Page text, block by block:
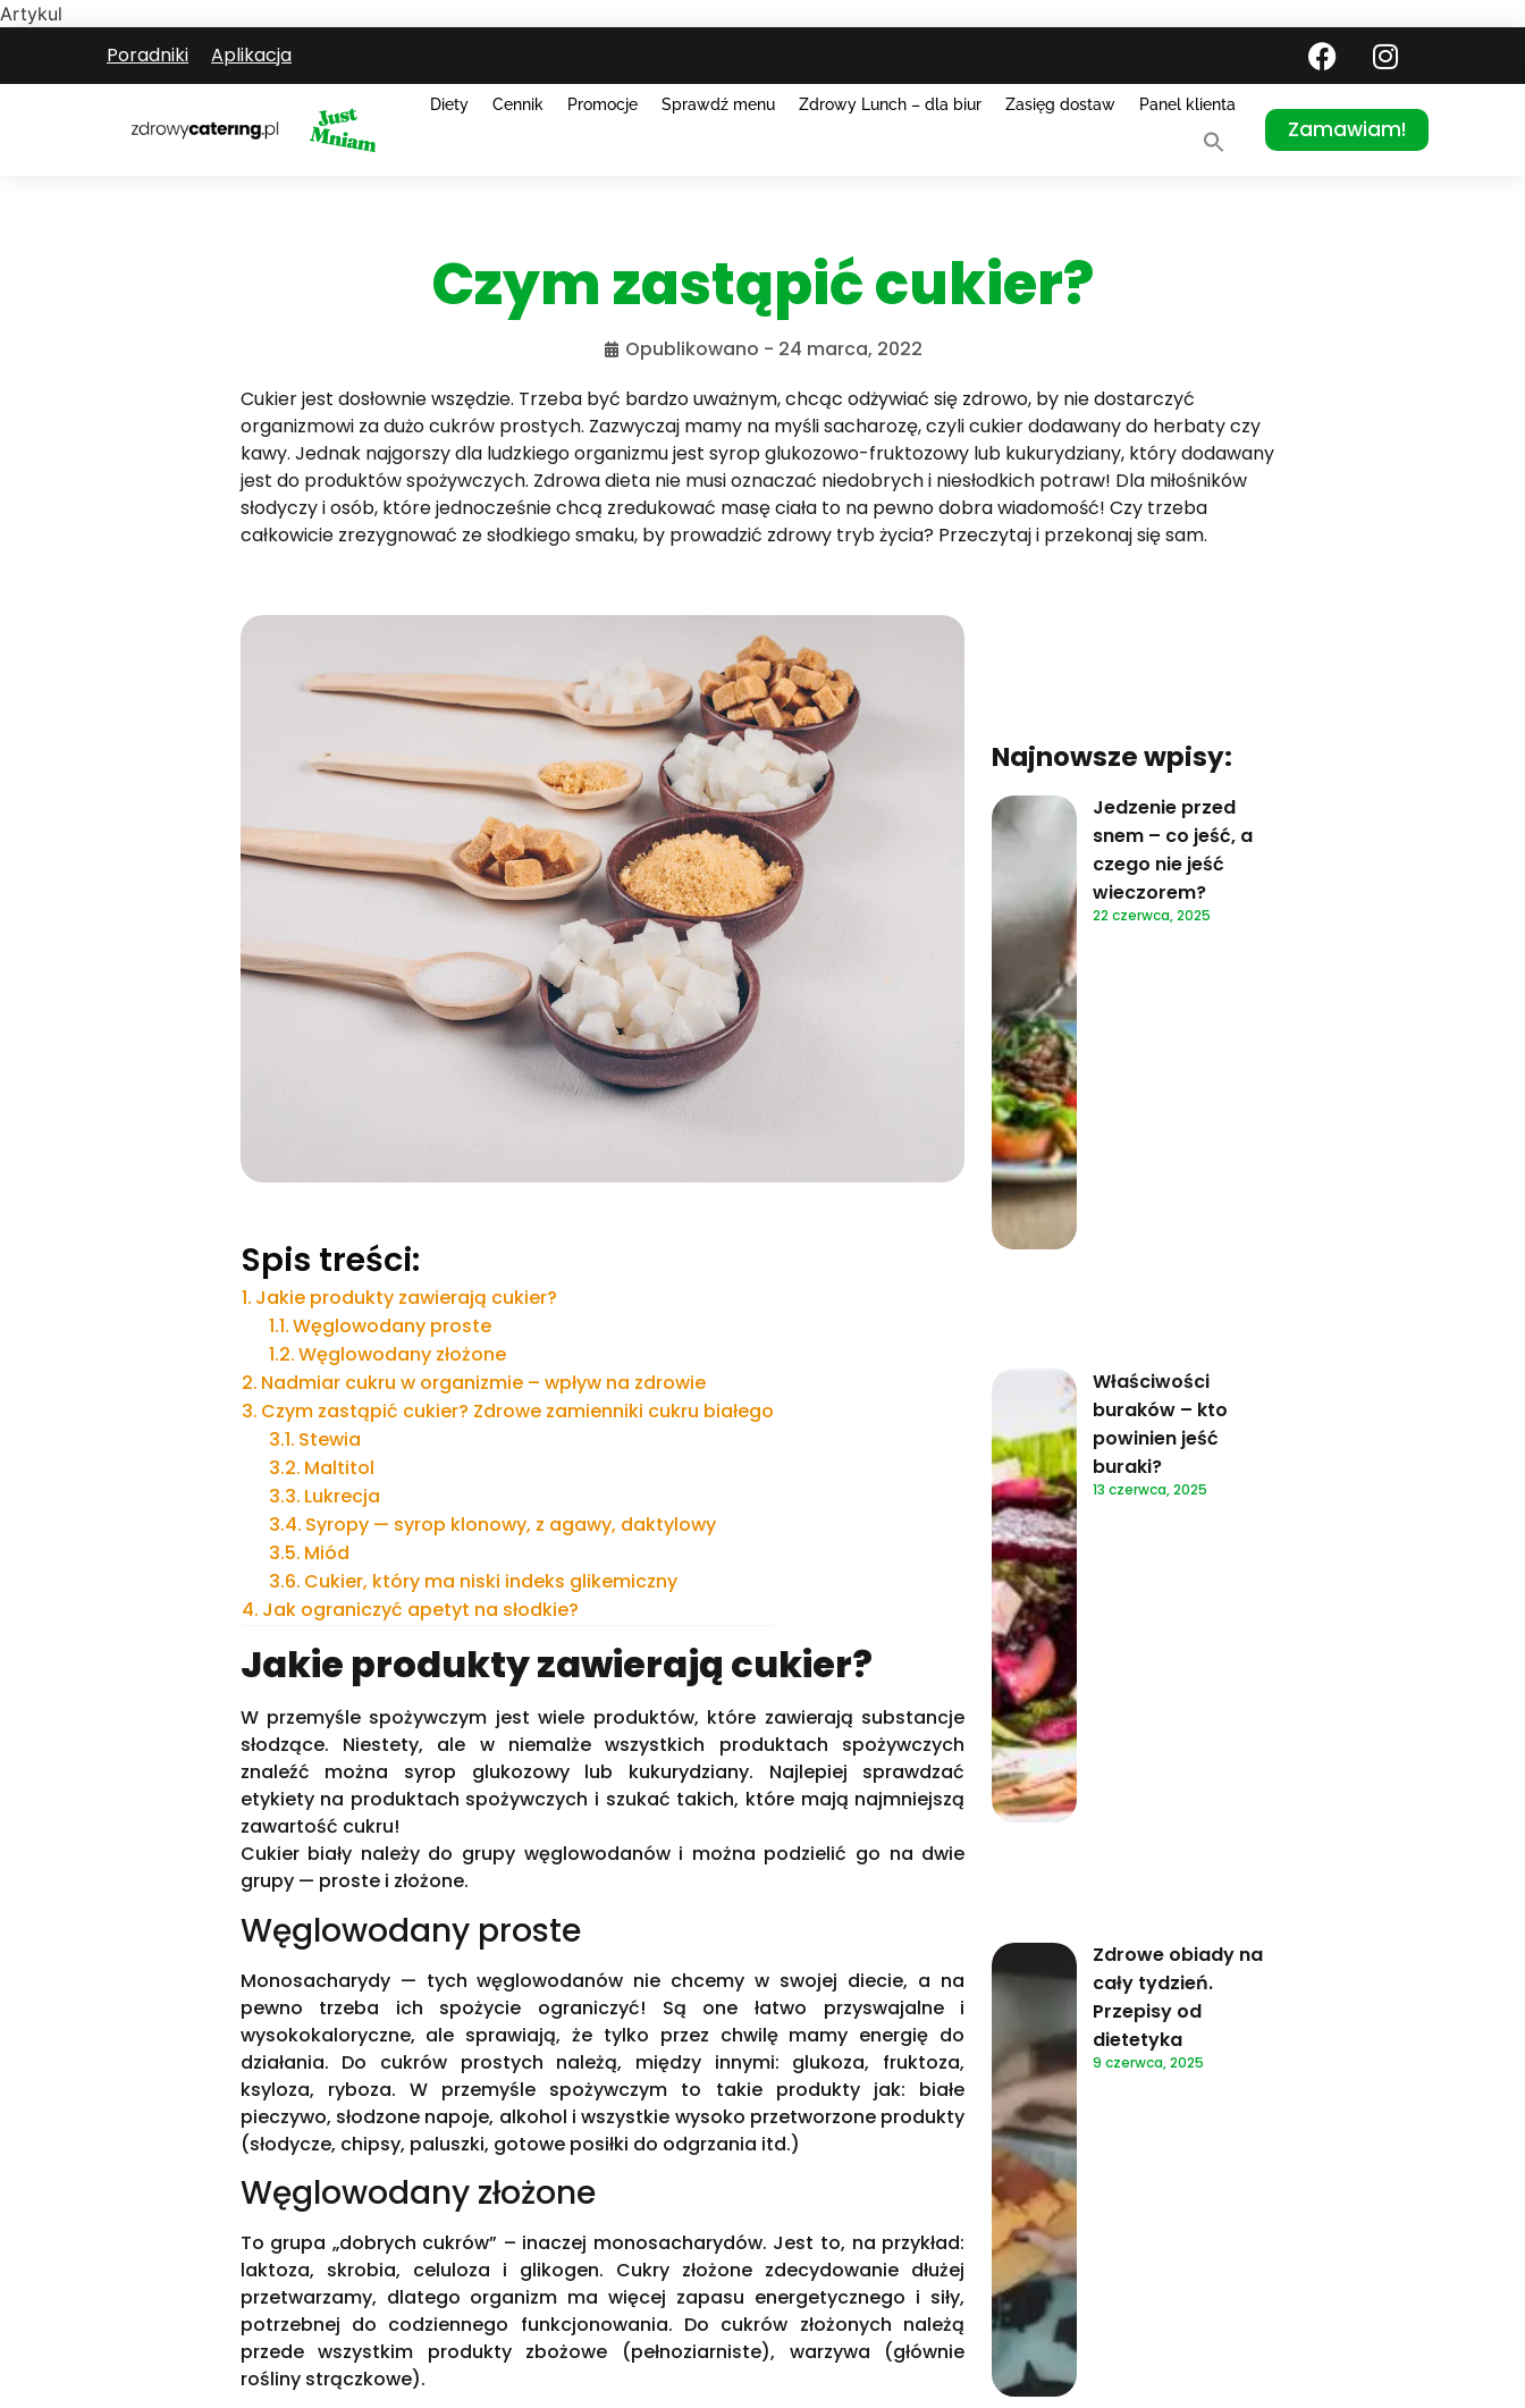
Artykul
Poradniki Aplikacja
Diety Cennik Promocje Sprawdź menu Zdrowy Lunch – dla biur Zasięg dostaw Panel klienta
Zamawiam!
Czym zastąpić cukier?
Opublikowano - 24 marca, 2022
Cukier jest dosłownie wszędzie. Trzeba być bardzo uważnym, chcąc odżywiać się zdrowo, by nie dostarczyć
organizmowi za dużo cukrów prostych. Zazwyczaj mamy na myśli sacharozę, czyli cukier dodawany do herbaty czy
kawy. Jednak najgorszy dla ludzkiego organizmu jest syrop glukozowo-fruktozowy lub kukurydziany, który dodawany
jest do produktów spożywczych. Zdrowa dieta nie musi oznaczać niedobrych i niesłodkich potraw! Dla miłośników
słodyczy i osób, które jednocześnie chcą zredukować masę ciała to na pewno dobra wiadomość! Czy trzeba
całkowicie zrezygnować ze słodkiego smaku, by prowadzić zdrowy tryb życia? Przeczytaj i przekonaj się sam.
Spis treści:
Jakie produkty zawierają cukier?
Węglowodany proste
Węglowodany złożone
Nadmiar cukru w organizmie – wpływ na zdrowie
Czym zastąpić cukier? Zdrowe zamienniki cukru białego
Stewia
Maltitol
Lukrecja
Syropy — syrop klonowy, z agawy, daktylowy
Miód
Cukier, który ma niski indeks glikemiczny
Jak ograniczyć apetyt na słodkie?
Jakie produkty zawierają cukier?
W przemyśle spożywczym jest wiele produktów, które zawierają substancje
słodzące. Niestety, ale w niemalże wszystkich produktach spożywczych
znaleźć można syrop glukozowy lub kukurydziany. Najlepiej sprawdzać
etykiety na produktach spożywczych i szukać takich, które mają najmniejszą
zawartość cukru!
Cukier biały należy do grupy węglowodanów i można podzielić go na dwie
grupy — proste i złożone.
Węglowodany proste
Monosacharydy — tych węglowodanów nie chcemy w swojej diecie, a na
pewno trzeba ich spożycie ograniczyć! Są one łatwo przyswajalne i
wysokokaloryczne, ale sprawiają, że tylko przez chwilę mamy energię do
działania. Do cukrów prostych należą, między innymi: glukoza, fruktoza,
ksyloza, ryboza. W przemyśle spożywczym to takie produkty jak: białe
pieczywo, słodzone napoje, alkohol i wszystkie wysoko przetworzone produkty
(słodycze, chipsy, paluszki, gotowe posiłki do odgrzania itd.)
Węglowodany złożone
To grupa „dobrych cukrów” – inaczej monosacharydów. Jest to, na przykład:
laktoza, skrobia, celuloza i glikogen. Cukry złożone zdecydowanie dłużej
przetwarzamy, dlatego organizm ma więcej zapasu energetycznego i siły,
potrzebnej do codziennego funkcjonowania. Do cukrów złożonych należą
przede wszystkim produkty zbożowe (pełnoziarniste), warzywa (głównie
rośliny strączkowe).
Najnowsze wpisy:
Jedzenie przed
snem – co jeść, a
czego nie jeść
wieczorem?
22 czerwca, 2025
Właściwości
buraków – kto
powinien jeść
buraki?
13 czerwca, 2025
Zdrowe obiady na
cały tydzień.
Przepisy od
dietetyka
9 czerwca, 2025